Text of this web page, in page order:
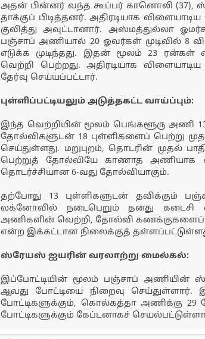
அதன் பின்னர் வந்த கூப்பர் கானொலி (37),
தாக்குப் பிடித்தனர். அதிரடியாக
குவித்து அவுட்டானார். அஸ்மத்துல்லா
பஞ்சாப் அணியால் 20 ஓவர்கள் முடிவில் 8
எடுக்க முடிந்தது. இதன் மூலம் 23 ரன்கள்
வெற்றி பெற்றது. அதிரடியாக
தேர்வு செய்யப்பட்டார்.
புள்ளிப்பட்டியலும் அடுத்தகட்ட வாய்ப்பும்:
இந்த வெற்றியின் மூலம் பெங்களூரு அணி
தோல்விகளுடன் 18 புள்ளிகளைப் பெற்று
செய்துள்ளது. மறுபுறம், தொடரின் முதல்
பெற்றுத் தோல்வியே காணாத அணியாக
தொடர்ச்சியான 6-வது தோல்வியாகும்.
தற்போது 13 புள்ளிகளுடன் தவிக்கும்
லக்னோவில் நடைபெறும் தனது
அணிகளின் வெற்றி, தோல்வி கணக்குகளைப்
என்ற இக்கட்டான நிலைக்குத்
ஸ்ரேயஸ் ஐயரின் வரலாற்று மைல்கல்:
இப்போட்டியின் மூலம் பஞ்சாப் அணியின்
ஆவது போட்டியை நிறைவு
போட்டிகளுக்கும், கொல்கத்தா அணிக்கு 29
போட்டிகளுக்கும் கேப்டனாகச்